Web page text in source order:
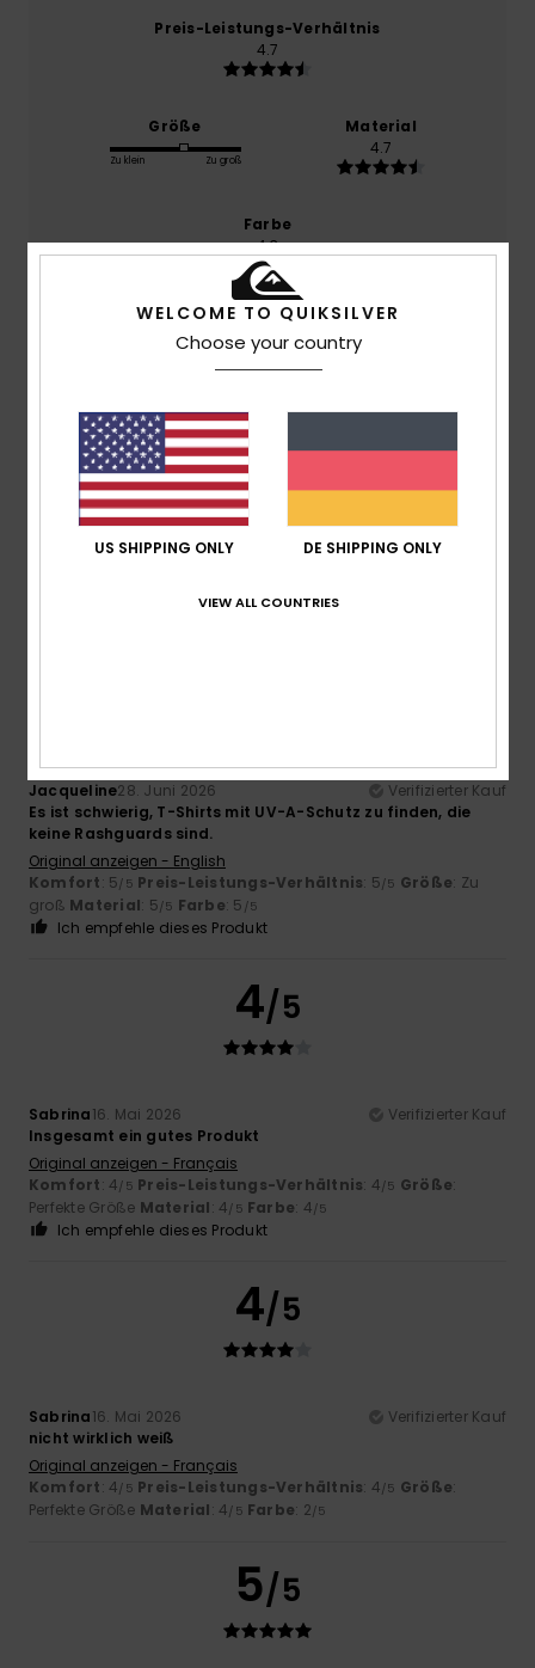
Preis-Leistungs-Verhältnis
4.7
Größe
Zu klein Zu groß
Material
4.7
Farbe
4.3
5/5
Jacqueline28. Juni 2026
Verifizierter Kauf
Ein gutes Angebot zum reduzierten Preis.
Komfort: 5 Preis-Leistungs-Verhältnis: 5 Größe
Ich empfehle dieses Produkt
Jacqueline28. Juni 2026
Verifizierter Kauf
Es ist schwierig, T-Shirts mit UV-A-Schutz zu finden, die
keine Rashguards sind.
Original anzeigen - English
Komfort: 5/5 Preis-Leistungs-Verhältnis: 5/5 Größe: Zu
groß Material: 5/5 Farbe: 5 /5
Ich empfehle dieses Produkt
4/5
Sabrina16. Mai 2026
Verifizierter Kauf
Insgesamt ein gutes Produkt
Original anzeigen - Français
Komfort: 4/5 Preis-Leistungs-Verhältnis: 4/5 Größe:
Perfekte Größe Material: 4/5 Farbe: 4/5
Ich empfehle dieses Produkt
4/5
Sabrina16. Mai 2026
Verifizierter Kauf
nicht wirklich weiß
Original anzeigen - Français
Komfort: 4/5 Preis-Leistungs-Verhältnis: 4/5 Größe:
Perfekte Größe Material: 4/5 Farbe: 2/5
5/5
WELCOME TO QUIKSILVER
Choose your country
US SHIPPING ONLY DE SHIPPING ONLY
VIEW ALL COUNTRIES